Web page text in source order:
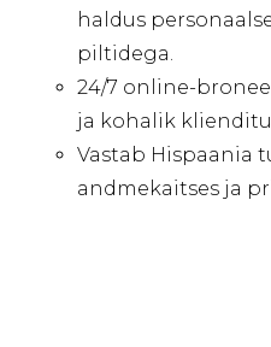
haldus
piltidega.
24/7 online-
ja kohalik
Vastab Hispaania
andmekaitses ja